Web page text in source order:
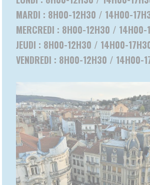
+
−
Ce site utilise des
cookies et vous donne le
contrôle sur ceux que
vous souhaitez activer
TOUT ACCEPTER